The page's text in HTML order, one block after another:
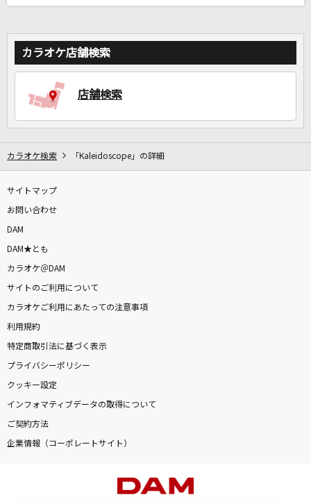
家族や友達と一緒に！練習にも！
カラオケ店舗検索
店舗検索
カラオケ検索 「Kaleidoscope」の詳細
サイトマップ
お問い合わせ
DAM
DAM★とも
カラオケ＠DAM
サイトのご利用について
カラオケご利用にあたっての注意事項
利用規約
特定商取引法に基づく表示
プライバシーポリシー
クッキー設定
インフォマティブデータの取得について
ご契約方法
企業情報（コーポレートサイト）